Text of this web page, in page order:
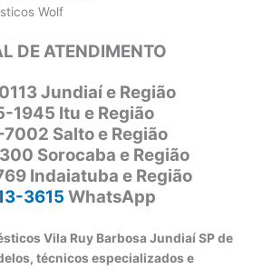
Wolf
DE ATENDIMENTO
Jundiaí e Região
1945 Itu e Região
Salto e Região
Sorocaba e Região
Indaiatuba e Região
3615 WhatsApp
Vila Ruy Barbosa Jundiaí SP de
técnicos especializados e